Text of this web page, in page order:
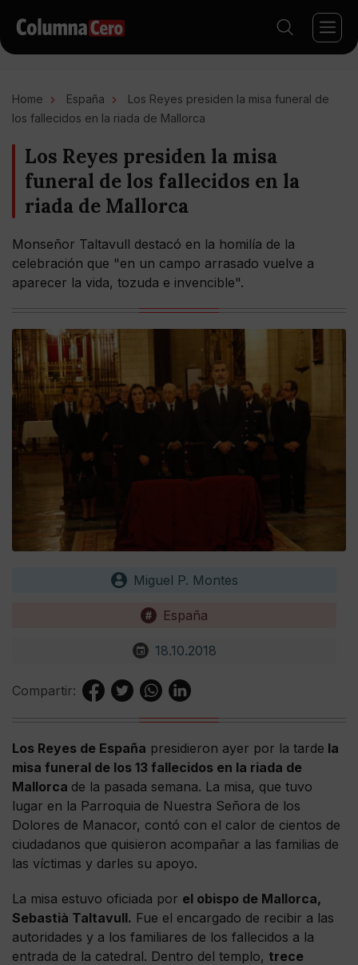
Home España
Los Reyes presiden la misa funeral de
los fallecidos en la riada de Mallorca
Los Reyes presiden la misa
funeral de los fallecidos en la
riada de Mallorca
Monseñor Taltavull destacó en la homilía de la
celebración que "en un campo arrasado vuelve a
aparecer la vida, tozuda e invencible".
Miguel P. Montes
España
18.10.2018
Compartir:
Los Reyes de España presidieron ayer por la tarde la
misa funeral de los 13 fallecidos en la riada de
Mallorca de la pasada semana. La misa, que tuvo
lugar en la Parroquia de Nuestra Señora de los
Dolores de Manacor, contó con el calor de cientos de
ciudadanos que quisieron acompañar a las familias de
las víctimas y darles su apoyo.
La misa estuvo oficiada por el obispo de Mallorca,
Sebastià Taltavull. Fue el encargado de recibir a las
autoridades y a los familiares de los fallecidos a la
entrada de la catedral. Dentro del templo, trece